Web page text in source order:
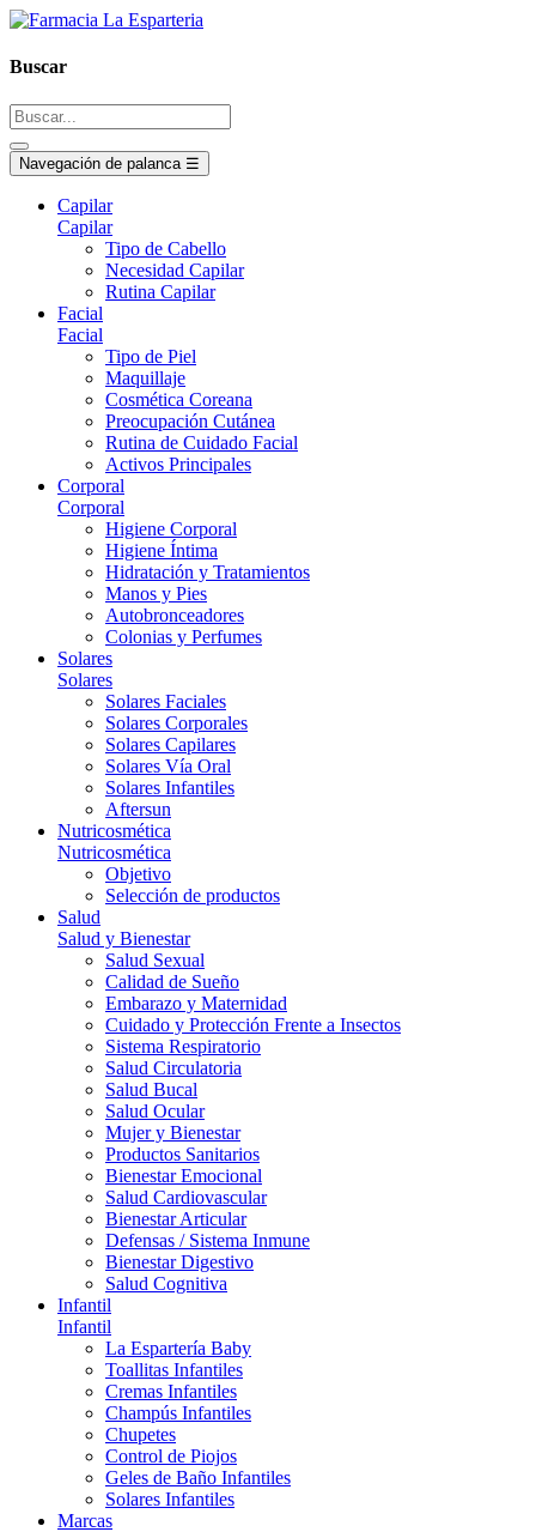
Buscar
Navegación de palanca ☰
Capilar
Capilar
Tipo de Cabello
Necesidad Capilar
Rutina Capilar
Facial
Facial
Tipo de Piel
Maquillaje
Cosmética Coreana
Preocupación Cutánea
Rutina de Cuidado Facial
Activos Principales
Corporal
Corporal
Higiene Corporal
Higiene Íntima
Hidratación y Tratamientos
Manos y Pies
Autobronceadores
Colonias y Perfumes
Solares
Solares
Solares Faciales
Solares Corporales
Solares Capilares
Solares Vía Oral
Solares Infantiles
Aftersun
Nutricosmética
Nutricosmética
Objetivo
Selección de productos
Salud
Salud y Bienestar
Salud Sexual
Calidad de Sueño
Embarazo y Maternidad
Cuidado y Protección Frente a Insectos
Sistema Respiratorio
Salud Circulatoria
Salud Bucal
Salud Ocular
Mujer y Bienestar
Productos Sanitarios
Bienestar Emocional
Salud Cardiovascular
Bienestar Articular
Defensas / Sistema Inmune
Bienestar Digestivo
Salud Cognitiva
Infantil
Infantil
La Espartería Baby
Toallitas Infantiles
Cremas Infantiles
Champús Infantiles
Chupetes
Control de Piojos
Geles de Baño Infantiles
Solares Infantiles
Marcas